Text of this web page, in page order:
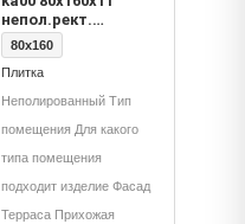
непол.рект.
(керамический
гранит)
80x160
Плитка
Неполированный Тип
помещения Для какого
типа помещения
подходит изделие Фасад
Терраса Прихожая